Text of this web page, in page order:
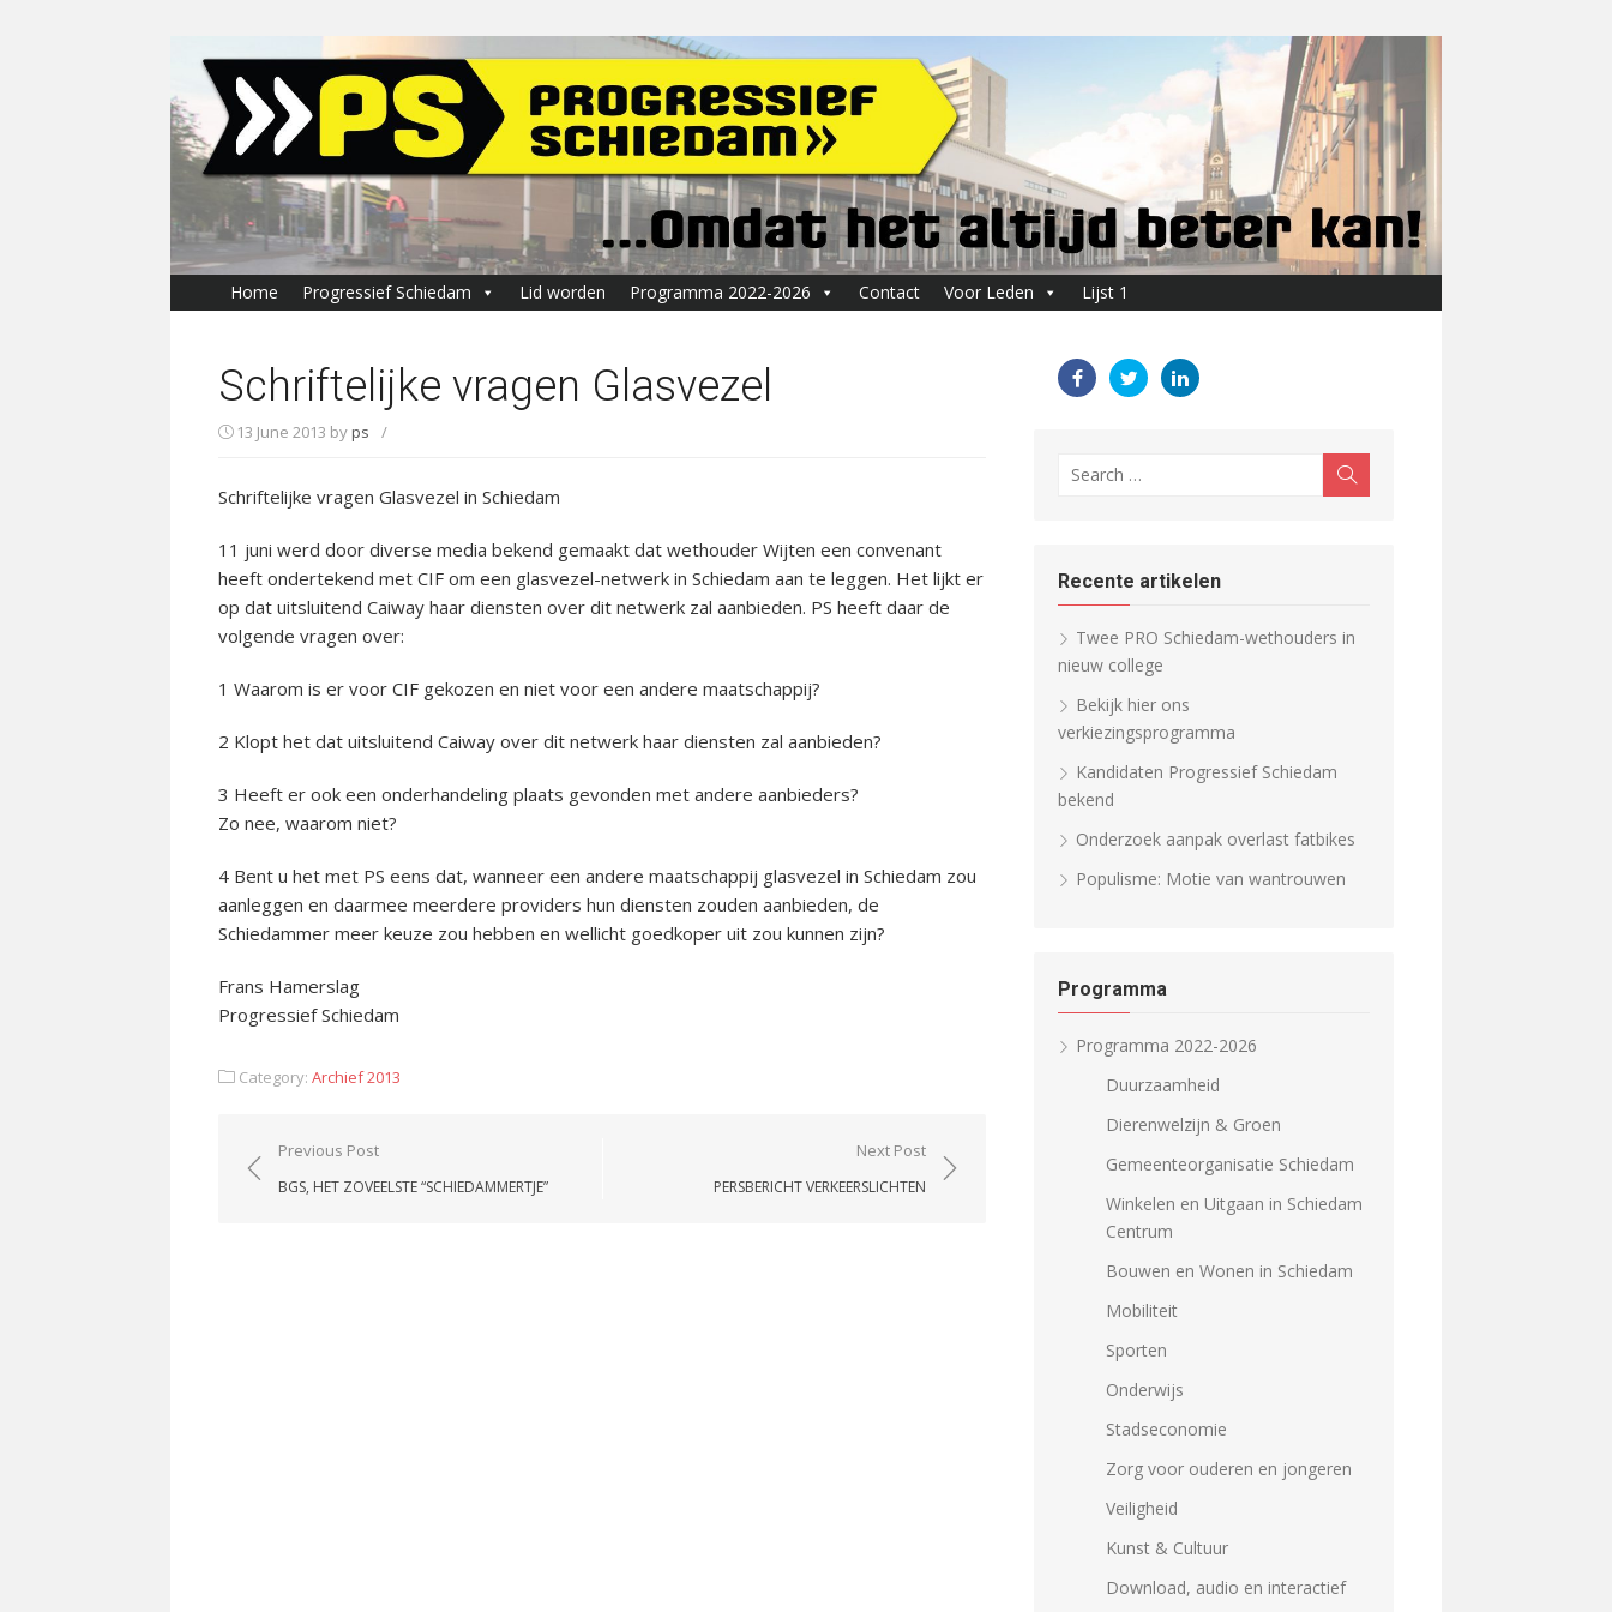
content
Home Progressief Schiedam Lid worden Programma 2022-2026 Contact Voor Leden Lijst 1
Schriftelijke vragen Glasvezel
13 June 2013 byps /
Schriftelijke vragen Glasvezel in Schiedam
11 juni werd door diverse media bekend gemaakt dat wethouder Wijten een convenant
heeft ondertekend met CIF om een glasvezel-netwerk in Schiedam aan te leggen. Het lijkt er
op dat uitsluitend Caiway haar diensten over dit netwerk zal aanbieden. PS heeft daar de
volgende vragen over:
1 Waarom is er voor CIF gekozen en niet voor een andere maatschappij?
2 Klopt het dat uitsluitend Caiway over dit netwerk haar diensten zal aanbieden?
3 Heeft er ook een onderhandeling plaats gevonden met andere aanbieders?
Zo nee, waarom niet?
4 Bent u het met PS eens dat, wanneer een andere maatschappij glasvezel in Schiedam zou
aanleggen en daarmee meerdere providers hun diensten zouden aanbieden, de
Schiedammer meer keuze zou hebben en wellicht goedkoper uit zou kunnen zijn?
Frans Hamerslag
Progressief Schiedam
Category: Archief 2013
Post
navigation
Previous Post
BGS, HET ZOVEELSTE “SCHIEDAMMERTJE”
Next Post
PERSBERICHT VERKEERSLICHTEN
for:
Recente artikelen
Twee PRO Schiedam-wethouders in
nieuw college
Bekijk hier ons
verkiezingsprogramma
Kandidaten Progressief Schiedam
bekend
Onderzoek aanpak overlast fatbikes
Populisme: Motie van wantrouwen
Programma
Programma 2022-2026
Duurzaamheid
Dierenwelzijn & Groen
Gemeenteorganisatie Schiedam
Winkelen en Uitgaan in Schiedam
Centrum
Bouwen en Wonen in Schiedam
Mobiliteit
Sporten
Onderwijs
Stadseconomie
Zorg voor ouderen en jongeren
Veiligheid
Kunst & Cultuur
Download, audio en interactief